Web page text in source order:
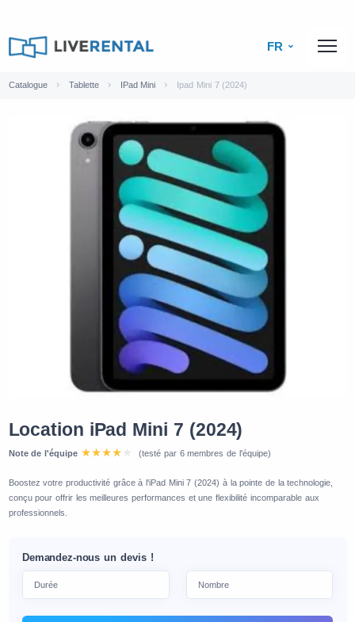
FR
Catalogue Tablette IPad Mini Ipad Mini 7 (2024)
Location iPad Mini 7 (2024)
Note de l'équipe (testé par 6 membres de l'équipe)
Boostez votre productivité grâce à l'iPad Mini 7 (2024) à la pointe de la technologie,
conçu pour offrir les meilleures performances et une flexibilité incomparable aux
professionnels.
Demandez-nous un devis !